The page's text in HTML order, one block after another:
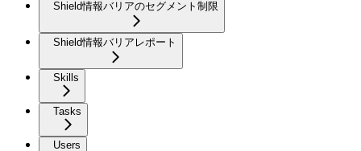
Shield情報バリアのセグメント制限
Shield情報バリアレポート
Skills
Tasks
Users